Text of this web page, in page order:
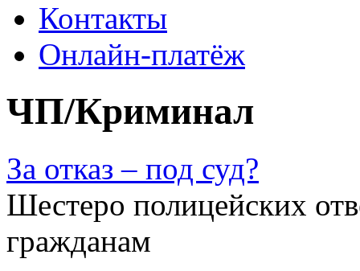
Контакты
Онлайн-платёж
ЧП/Криминал
За отказ – под суд?
Шестеро полицейских
гражданам